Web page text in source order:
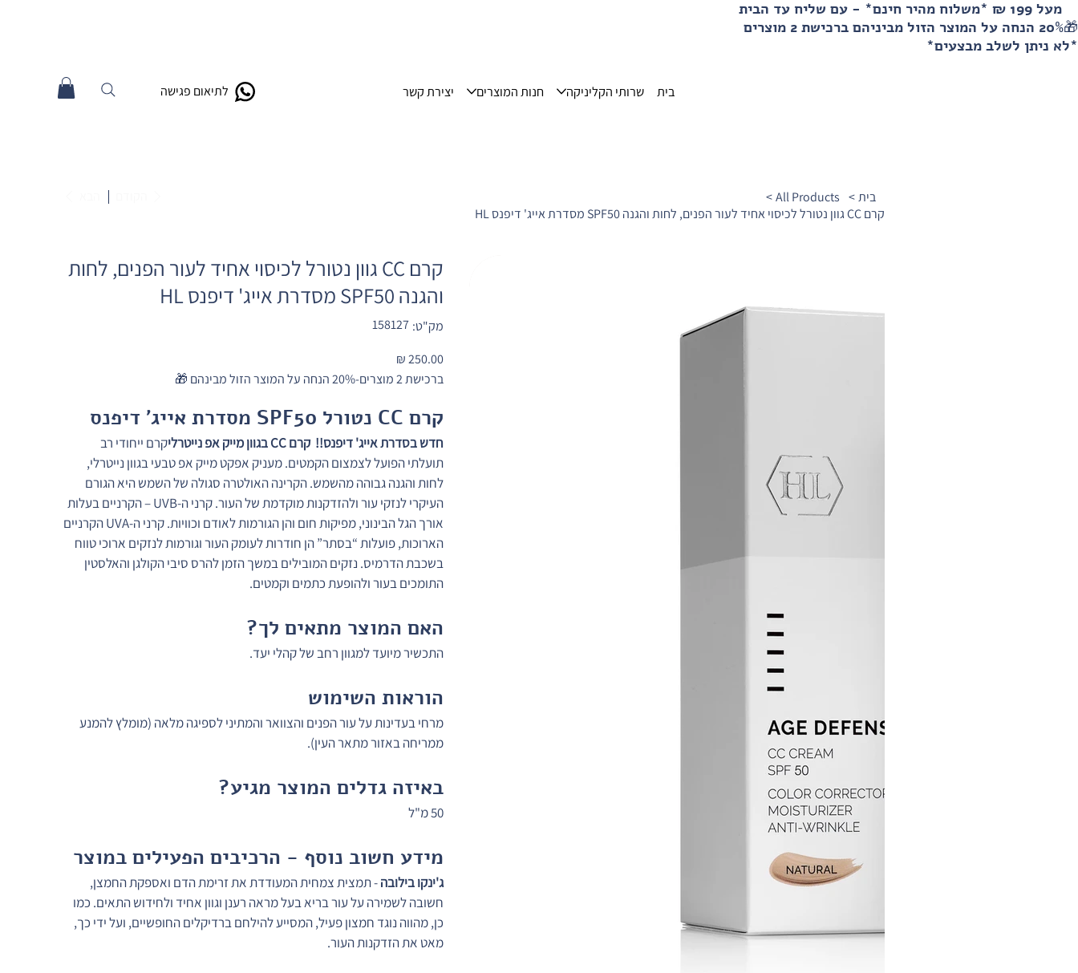
לתיאום פגישה בית שרותי הקליניקה חנות המוצרים יצירת קשר
מעל 199 ₪ *משלוח מהיר חינם* - עם שליח עד הבית
🎁20% הנחה על המוצר הזול מביניהם ברכישת 2 מוצרים
*לא ניתן לשלב מבצעים*
בית >
All Products
>
קרם CC גוון נטורל לכיסוי אחיד לעור הפנים, לחות והגנה SPF50 מסדרת אייג' דיפנס HL
קרם CC גוון נטורל לכיסוי אחיד לעור הפנים, לחות
והגנה SPF50 מסדרת אייג' דיפנס HL
מק"ט:
מק"ט
158127
158127
מחיר
‏250.00 ‏₪
ברכישת 2 מוצרים-20% הנחה על המוצר הזול מבינהם 🎁
קרם CC נטורל SPF50 מסדרת אייג' דיפנס
חדש בסדרת אייג' דיפנס!!  קרם CC בגוון מייק אפ נייטרלי
קרם ייחודי רב
תועלתי הפועל לצמצום הקמטים. מעניק אפקט מייק אפ טבעי בגוון נייטרלי,
לחות והגנה גבוהה מהשמש. הקרינה האולטרה סגולה של השמש היא הגורם
העיקרי לנזקי עור ולהזדקנות מוקדמת של העור. קרני ה-UVB – הקרניים בעלות
אורך הגל הבינוני, מפיקות חום והן הגורמות לאודם וכוויות. קרני ה-UVA הקרניים
הארוכות, פועלות “בסתר” הן חודרות לעומק העור וגורמות לנזקים ארוכי טווח
בשכבת הדרמיס. נזקים המובילים במשך הזמן להרס סיבי הקולגן והאלסטין
התומכים בעור ולהופעת כתמים וקמטים.
האם המוצר מתאים לך?
התכשיר מיועד למגוון רחב של קהלי יעד.
הוראות השימוש
מרחי בעדינות על עור הפנים והצוואר והמתיני לספיגה מלאה (מומלץ להמנע
ממריחה באזור מתאר העין).
באיזה גדלים המוצר מגיע?
50 מ"ל
מידע חשוב נוסף - הרכיבים הפעילים במוצר
ג'ינקו בילובה - תמצית צמחית המעודדת את זרימת הדם ואספקת החמצן,
חשובה לשמירה על עור בריא בעל מראה רענן וגוון אחיד ולחידוש התאים. כמו
כן, מהווה נוגד חמצון פעיל, המסייע להילחם ברדיקלים החופשיים, ועל ידי כך,
מאט את הזדקנות העור.